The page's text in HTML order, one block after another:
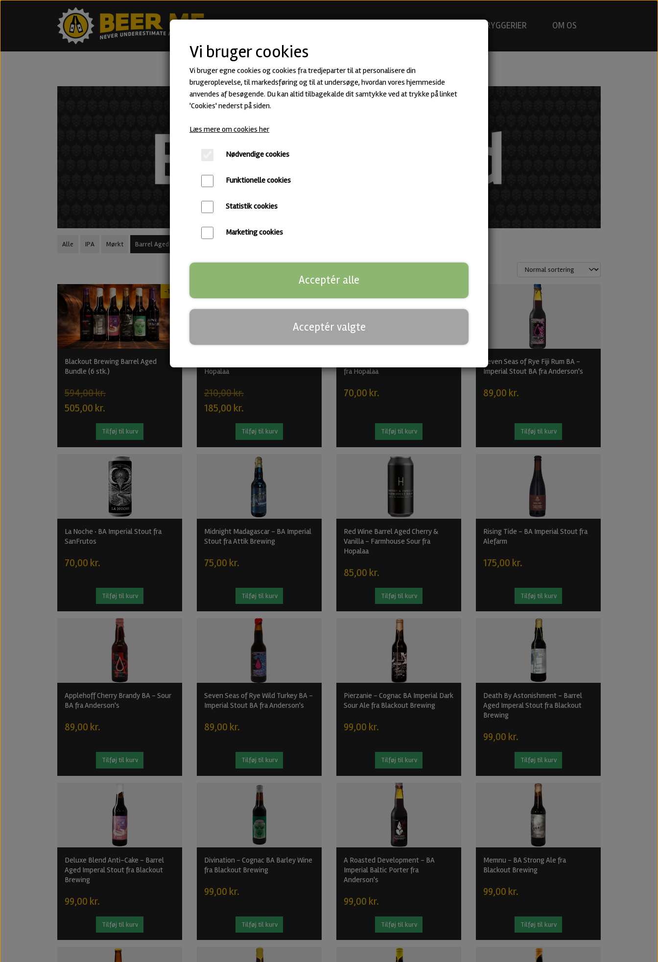
BRYGGERIER OM OS
Alle IPA Mørkt Barrel Aged
-15%
Blackout Brewing Barrel Aged
Bundle (6 stk.)
594,00 kr.
505,00 kr.
Tilføj til kurv
Hopalaa
210,00 kr.
185,00 kr.
Tilføj til kurv
fra Hopalaa
70,00 kr.
Tilføj til kurv
Seven Seas of Rye Fiji Rum BA -
Imperial Stout BA fra Anderson's
89,00 kr.
Tilføj til kurv
La Noche · BA Imperial Stout fra
SanFrutos
70,00 kr.
Tilføj til kurv
Midnight Madagascar - BA Imperial
Stout fra Attik Brewing
75,00 kr.
Tilføj til kurv
Red Wine Barrel Aged Cherry &
Vanilla - Farmhouse Sour fra
Hopalaa
85,00 kr.
Tilføj til kurv
Rising Tide - BA Imperial Stout fra
Alefarm
175,00 kr.
Tilføj til kurv
Applehoff Cherry Brandy BA - Sour
BA fra Anderson's
89,00 kr.
Tilføj til kurv
Seven Seas of Rye Wild Turkey BA -
Imperial Stout BA fra Anderson's
89,00 kr.
Tilføj til kurv
Pierzanie - Cognac BA Imperial Dark
Sour Ale fra Blackout Brewing
99,00 kr.
Tilføj til kurv
Death By Astonishment - Barrel
Aged Imperal Stout fra Blackout
Brewing
99,00 kr.
Tilføj til kurv
Deluxe Blend Anti-Cake - Barrel
Aged Imperal Stout fra Blackout
Brewing
99,00 kr.
Tilføj til kurv
Divination - Cognac BA Barley Wine
fra Blackout Brewing
99,00 kr.
Tilføj til kurv
A Roasted Development - BA
Imperial Baltic Porter fra
Anderson's
99,00 kr.
Tilføj til kurv
Memnu - BA Strong Ale fra
Blackout Brewing
99,00 kr.
Tilføj til kurv
Vi bruger cookies
Vi bruger egne cookies og cookies fra tredjeparter til at personalisere din
brugeroplevelse, til markedsføring og til at undersøge, hvordan vores hjemmeside
anvendes af besøgende. Du kan altid tilbagekalde dit samtykke ved at trykke på linket
'Cookies' nederst på siden.
Læs mere om cookies her
Nødvendige cookies
Funktionelle cookies
Statistik cookies
Marketing cookies
Acceptér alle
Acceptér valgte